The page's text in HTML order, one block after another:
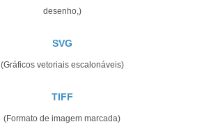
desenho,)
SVG
(Gráficos vetoriais escalonáveis)
TIFF
(Formato de imagem marcada)